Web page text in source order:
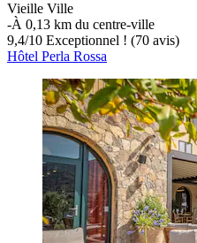
Vieille Ville
‐À 0,13 km du centre-ville
9,4/10 Exceptionnel ! (70 avis)
Hôtel Perla Rossa